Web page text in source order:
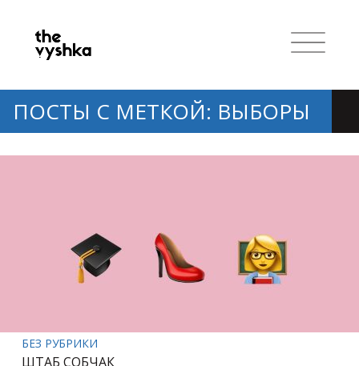
ПОСТЫ С МЕТКОЙ: ВЫБОРЫ
БЕЗ РУБРИКИ
ШТАБ СОБЧАК